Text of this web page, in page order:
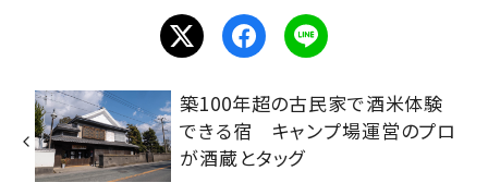
築100年超の古民家で酒米体験
できる宿 キャンプ場運営のプロ
が酒蔵とタッグ